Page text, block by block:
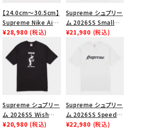
【24.0cm～30.5cm】
Supreme Nike Air
Force 1 Low シュプ
リーム ナイキエアフォ
ース１スニーカー シ
ューズ ホワイト
¥28,980 (税込)
Supreme シュプリー
ム 2026SS Small
Box Tee スモールボ
¥21,980 (税込)
Supreme シュプリー
ム 2026SS Wish
Tee ウィッシュTシ
¥20,980 (税込)
Supreme シュプリー
ム 2026SS Speed
Tee スピードTシャツ
¥22,980 (税込)